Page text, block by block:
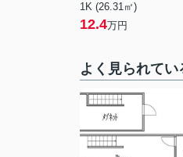
1K (26.31㎡)
12.4万円
よく見られてい